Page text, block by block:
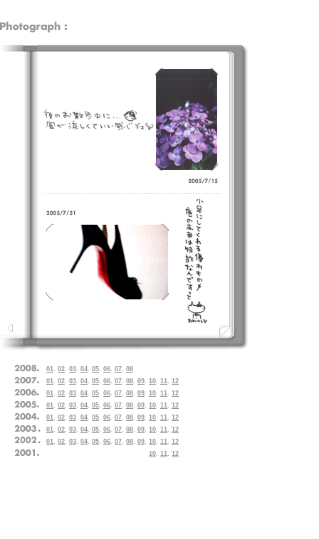
01. 02. 03. 04. 05. 06. 07. 08
01. 02. 03. 04. 05. 06. 07. 08. 09. 10. 11. 12
01. 02. 03. 04. 05. 06. 07. 08. 09. 10. 11. 12
01. 02. 03. 04. 05. 06. 07. 08. 09. 10. 11. 12
01. 02. 03. 04. 05. 06. 07. 08. 09. 10. 11. 12
01. 02. 03. 04. 05. 06. 07. 08. 09. 10. 11. 12
01. 02. 03. 04. 05. 06. 07. 08. 09. 10. 11. 12
10. 11. 12